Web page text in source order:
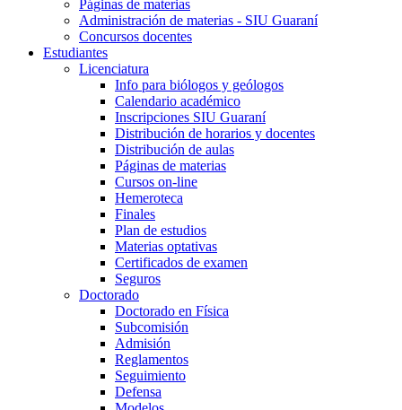
Páginas de materias
Administración de materias - SIU Guaraní
Concursos docentes
Estudiantes
Licenciatura
Info para biólogos y geólogos
Calendario académico
Inscripciones SIU Guaraní
Distribución de horarios y docentes
Distribución de aulas
Páginas de materias
Cursos on-line
Hemeroteca
Finales
Plan de estudios
Materias optativas
Certificados de examen
Seguros
Doctorado
Doctorado en Física
Subcomisión
Admisión
Reglamentos
Seguimiento
Defensa